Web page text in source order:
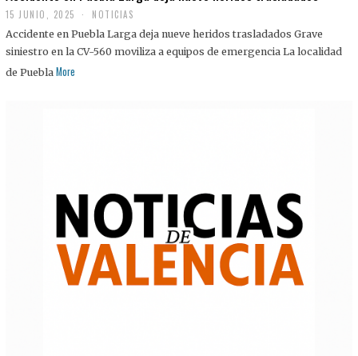
15 JUNIO, 2025 NOTICIAS
Accidente en Puebla Larga deja nueve heridos trasladados Grave
siniestro en la CV-560 moviliza a equipos de emergencia La localidad
de Puebla More